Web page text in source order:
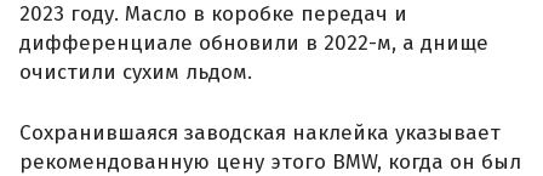
2023 году. Масло в коробке передач и
дифференциале обновили в 2022-м, а днище
очистили сухим льдом.
Сохранившаяся заводская наклейка указывает
рекомендованную цену этого BMW, когда он был